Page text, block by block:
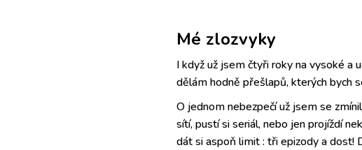
Mé zlozvyky
I když už jsem čtyři roky na vysoké a
dělám hodně přešlapů, kterých bych
O jednom nebezpečí už jsem se
sítí, pustí si seriál, nebo jen projíždí
dát si aspoň limit : tři epizody a dost!